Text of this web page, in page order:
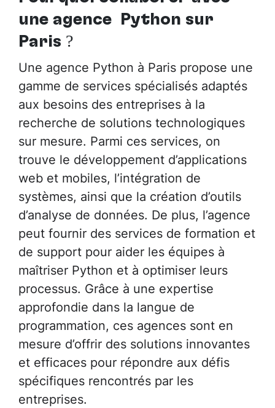
une agence Python sur
Paris ?
Une agence Python à Paris propose une
gamme de services spécialisés adaptés
aux besoins des entreprises à la
recherche de solutions technologiques
sur mesure. Parmi ces services, on
trouve le développement d’applications
web et mobiles, l’intégration de
systèmes, ainsi que la création d’outils
d’analyse de données. De plus, l’agence
peut fournir des services de formation et
de support pour aider les équipes à
maîtriser Python et à optimiser leurs
processus. Grâce à une expertise
approfondie dans la langue de
programmation, ces agences sont en
mesure d’offrir des solutions innovantes
et efficaces pour répondre aux défis
spécifiques rencontrés par les
entreprises.